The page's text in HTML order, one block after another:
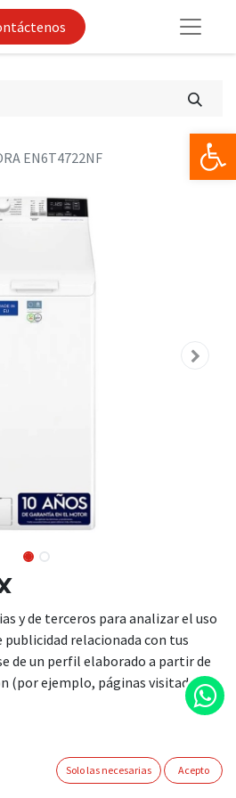
EN6T4722NF
y de terceros para analizar el uso
relacionada con tus
de un perfil elaborado a partir de
(por ejemplo, páginas visitadas).
Solo las necesarias Acepto